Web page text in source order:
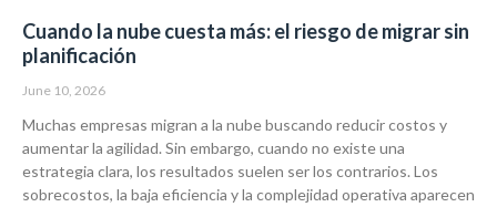
Cuando la nube cuesta más: el riesgo de migrar sin
planificación
June 10, 2026
Muchas empresas migran a la nube buscando reducir costos y
aumentar la agilidad. Sin embargo, cuando no existe una
estrategia clara, los resultados suelen ser los contrarios. Los
sobrecostos, la baja eficiencia y la complejidad operativa aparecen